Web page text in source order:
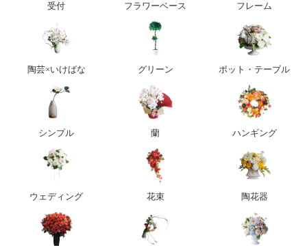
受付 フラワーベース フレーム
陶芸×いけばな グリーン ポット・テーブル
シンプル 蘭 ハンギング
ウェディング 花束 陶花器